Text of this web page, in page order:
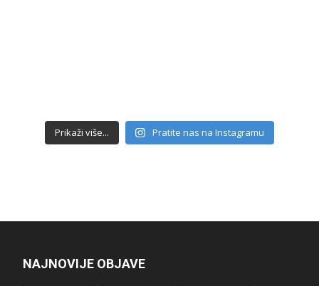
Prikaži više... Pratite nas na Instagramu
NAJNOVIJE OBJAVE